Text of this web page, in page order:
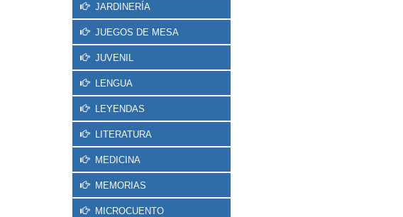
JARDINERÍA
JUEGOS DE MESA
JUVENIL
LENGUA
LEYENDAS
LITERATURA
MEDICINA
MEMORIAS
MICROCUENTO